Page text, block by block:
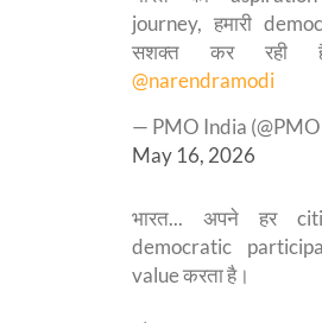
journey, हमारी
सशक्त कर रही
@narendramodi
— PMO India
May 16, 2026
भारत... अपने हर
democratic
value करता है।